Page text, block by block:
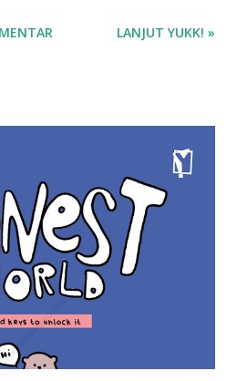
menjadi hewan kungkang
positif dan template yang
LANJUT YUKK! »